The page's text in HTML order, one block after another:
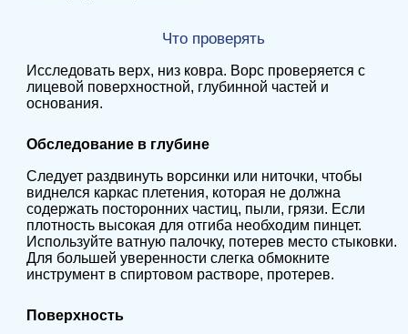
Что проверять
Исследовать верх, низ ковра. Ворс проверяется с
лицевой поверхностной, глубинной частей и
основания.
Обследование в глубине
Следует раздвинуть ворсинки или ниточки, чтобы
виднелся каркас плетения, которая не должна
содержать посторонних частиц, пыли, грязи. Если
плотность высокая для отгиба необходим пинцет.
Используйте ватную палочку, потерев место стыковки.
Для большей уверенности слегка обмокните
инструмент в спиртовом растворе, протерев.
Поверхность